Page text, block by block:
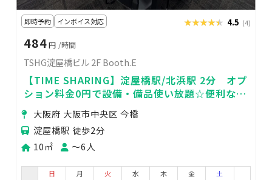
即時予約 インボイス対応 ★★★★★
★★★★★ 4.5 (4)
484 円 /時間
TSHG淀屋橋ビル 2F Booth.E
【TIME SHARING】淀屋橋駅/北浜駅 2分 オプ
ション料金0円で設備・備品使い放題☆便利な駅
近♥大阪府 大阪市中央区 今橋
淀屋橋駅 徒歩2分
10㎡
〜6人
日
月
火
水
木
金
土